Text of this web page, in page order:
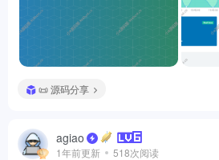
📜 源码分享
agiao
1年前更新 518次阅读